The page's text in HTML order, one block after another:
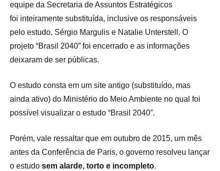
equipe da Secretaria de Assuntos Estratégicos
foi inteiramente substituída, inclusive os responsáveis
pelo estudo, Sérgio Margulis e Natalie Unterstell. O
projeto “Brasil 2040” foi encerrado e as informações
deixaram de ser públicas.
O estudo consta em um site antigo (substituído, mas
ainda ativo) do Ministério do Meio Ambiente no qual foi
possível visualizar o estudo “Brasil 2040”.
Porém, vale ressaltar que em outubro de 2015, um mês
antes da Conferência de Paris, o governo resolveu lançar
o estudo sem alarde, torto e incompleto.